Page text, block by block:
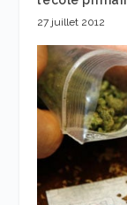
27 juillet 2012